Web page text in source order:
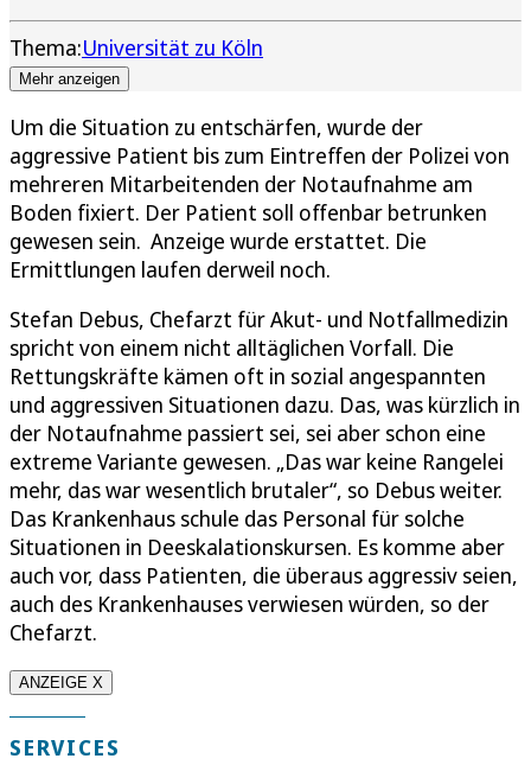
Thema:Universität zu Köln
Mehr anzeigen
Um die Situation zu entschärfen, wurde der
aggressive Patient bis zum Eintreffen der Polizei von
mehreren Mitarbeitenden der Notaufnahme am
Boden fixiert. Der Patient soll offenbar betrunken
gewesen sein. Anzeige wurde erstattet. Die
Ermittlungen laufen derweil noch.
Stefan Debus, Chefarzt für Akut- und Notfallmedizin
spricht von einem nicht alltäglichen Vorfall. Die
Rettungskräfte kämen oft in sozial angespannten
und aggressiven Situationen dazu. Das, was kürzlich in
der Notaufnahme passiert sei, sei aber schon eine
extreme Variante gewesen. „Das war keine Rangelei
mehr, das war wesentlich brutaler“, so Debus weiter.
Das Krankenhaus schule das Personal für solche
Situationen in Deeskalationskursen. Es komme aber
auch vor, dass Patienten, die überaus aggressiv seien,
auch des Krankenhauses verwiesen würden, so der
Chefarzt.
ANZEIGE X
SERVICES